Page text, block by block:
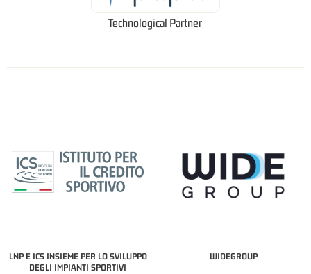
Technological Partner
LNP E ICS INSIEME PER LO SVILUPPO
DEGLI IMPIANTI SPORTIVI
WIDEGROUP